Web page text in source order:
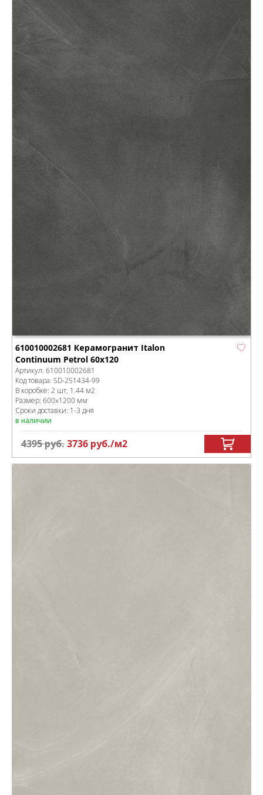
610010002681 Керамогранит Italon
Continuum Petrol 60x120
Артикул: 610010002681
Код товара: SD-251434-99
В коробке: 2 шт, 1.44 м2
Размер: 600x1200 мм
Сроки доставки: 1-3 дня
в наличии
4395руб.3736 руб./м2